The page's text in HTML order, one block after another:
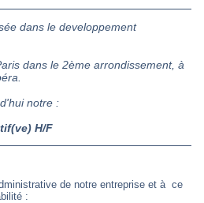
dans le developpement
dans le 2ème arrondissement, à
notre :
H/F
de notre entreprise et à ce
: